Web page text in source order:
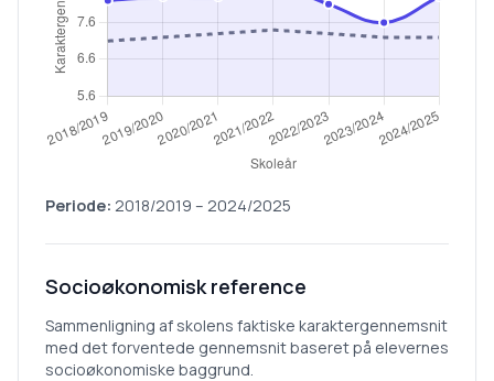
Periode: 2018/2019 – 2024/2025
Socioøkonomisk reference
Sammenligning af skolens faktiske karaktergennemsnit
med det forventede gennemsnit baseret på elevernes
socioøkonomiske baggrund.